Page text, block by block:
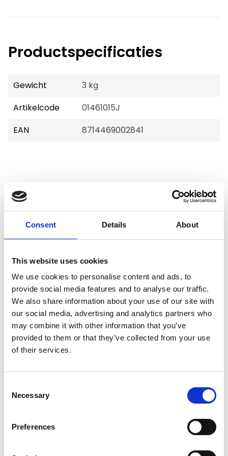
Consent Details About
This website uses cookies
We use cookies to personalise content and ads, to
provide social media features and to analyse our traffic.
We also share information about your use of our site with
our social media, advertising and analytics partners who
may combine it with other information that you’ve
provided to them or that they’ve collected from your use
of their services.
Selection
Necessary
Preferences
Productspecificaties
Gewicht
3 kg
Artikelcode
01461015J
EAN
8714469002841
Merk:
CaroCroc Hondenvoer,
hondenbrokken Puppy Large
€11,76
Niet op voorraad
Voor 15.00 uur besteld dezelfde werkdag
Verzending €5,95 Nederland
In winkelwagen